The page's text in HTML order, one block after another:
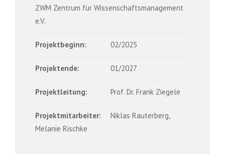
ZWM Zentrum für Wissenschaftsmanagement
e.V.
Projektbeginn: 02/2025
Projektende: 01/2027
Projektleitung: Prof. Dr. Frank Ziegele
Projektmitarbeiter:
Niklas Rauterberg,
Melanie Rischke